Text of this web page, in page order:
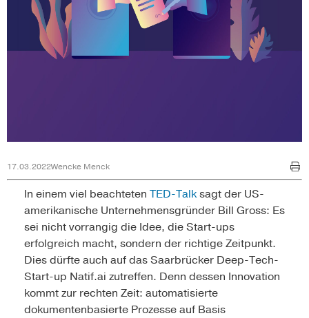
17.03.2022Wencke Menck
In einem viel beachteten TED-Talksagt der US-
amerikanische Unternehmensgründer Bill Gross: Es
sei nicht vorrangig die Idee, die Start-ups
erfolgreich macht, sondern der richtige Zeitpunkt.
Dies dürfte auch auf das Saarbrücker Deep-Tech-
Start-up Natif.ai zutreffen. Denn dessen Innovation
kommt zur rechten Zeit: automatisierte
dokumentenbasierte Prozesse auf Basis